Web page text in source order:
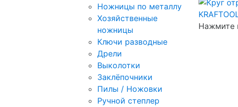
Ножницы по металлу
Хозяйственные
ножницы
Ключи разводные
Дрели
Выколотки
Заклёпочники
Пилы / Ножовки
Ручной степлер
Нажмите